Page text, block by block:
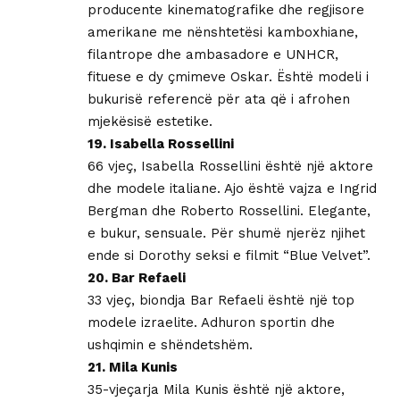
producente kinematografike dhe regjisore
amerikane me nënshtetësi kamboxhiane,
filantrope dhe ambasadore e UNHCR,
fituese e dy çmimeve Oskar. Është modeli i
bukurisë referencë për ata që i afrohen
mjekësisë estetike.
19. Isabella Rossellini
66 vjeç, Isabella Rossellini është një aktore
dhe modele italiane. Ajo është vajza e Ingrid
Bergman dhe Roberto Rossellini. Elegante,
e bukur, sensuale. Për shumë njerëz njihet
ende si Dorothy seksi e filmit “Blue Velvet”.
20. Bar Refaeli
33 vjeç, biondja Bar Refaeli është një top
modele izraelite. Adhuron sportin dhe
ushqimin e shëndetshëm.
21. Mila Kunis
35-vjeçarja Mila Kunis është një aktore,